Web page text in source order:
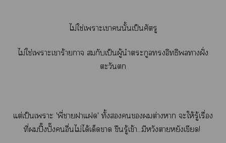
ไม่ใช่เาะเานั้นเป็นศัตรู
ไม่ใช่เาะเาร้ายกาจ กับเป็นผู้นำตระกูลอิทธิาฝั่ง
ตะวัน
แต่เป็นเาะ 'พี่าาแ' ทั้งต่างา ะให้รู้เรื่อง
ที่ปิ๊งปั๊งอื่นไม่ได้เด็ดา ขืนรู้เข้า...มีหวังาหยังเขียด!